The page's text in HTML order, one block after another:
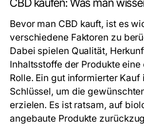
CBD kaufen: Was man
Bevor man CBD kauft, ist es
verschiedene Faktoren zu
Dabei spielen Qualität,
Inhaltsstoffe der Produkte
Rolle. Ein gut informierter Kauf
Schlüssel, um die
erzielen. Es ist ratsam, auf
angebaute Produkte